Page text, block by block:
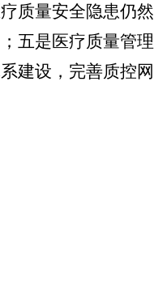
质量安全隐患仍然
五是医疗质量管理
建设，完善质控网